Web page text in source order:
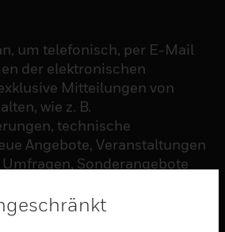
um telefonisch, per E-Mail
der elektronischen
Mitteilungen von
wie z. B.
technische
Angebote, Veranstaltungen
Sonderangebote